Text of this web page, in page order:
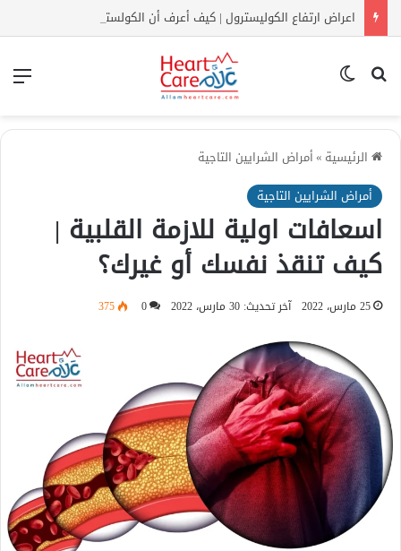
بحث عن
الرئيسية »أمراض الشرايين التاجية
أمراض الشرايين التاجية
اسعافات اولية للازمة القلبية |
كيف تنقذ نفسك أو غيرك؟
25 مارس، 2022 آخر تحديث: 30 مارس، 2022 0
375